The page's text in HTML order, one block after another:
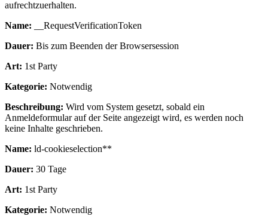
aufrechtzuerhalten.
Name: __RequestVerificationToken
Dauer: Bis zum Beenden der Browsersession
Art: 1st Party
Kategorie: Notwendig
Beschreibung: Wird vom System gesetzt, sobald ein
Anmeldeformular auf der Seite angezeigt wird, es werden noch
keine Inhalte geschrieben.
Name: ld-cookieselection**
Dauer: 30 Tage
Art: 1st Party
Kategorie: Notwendig